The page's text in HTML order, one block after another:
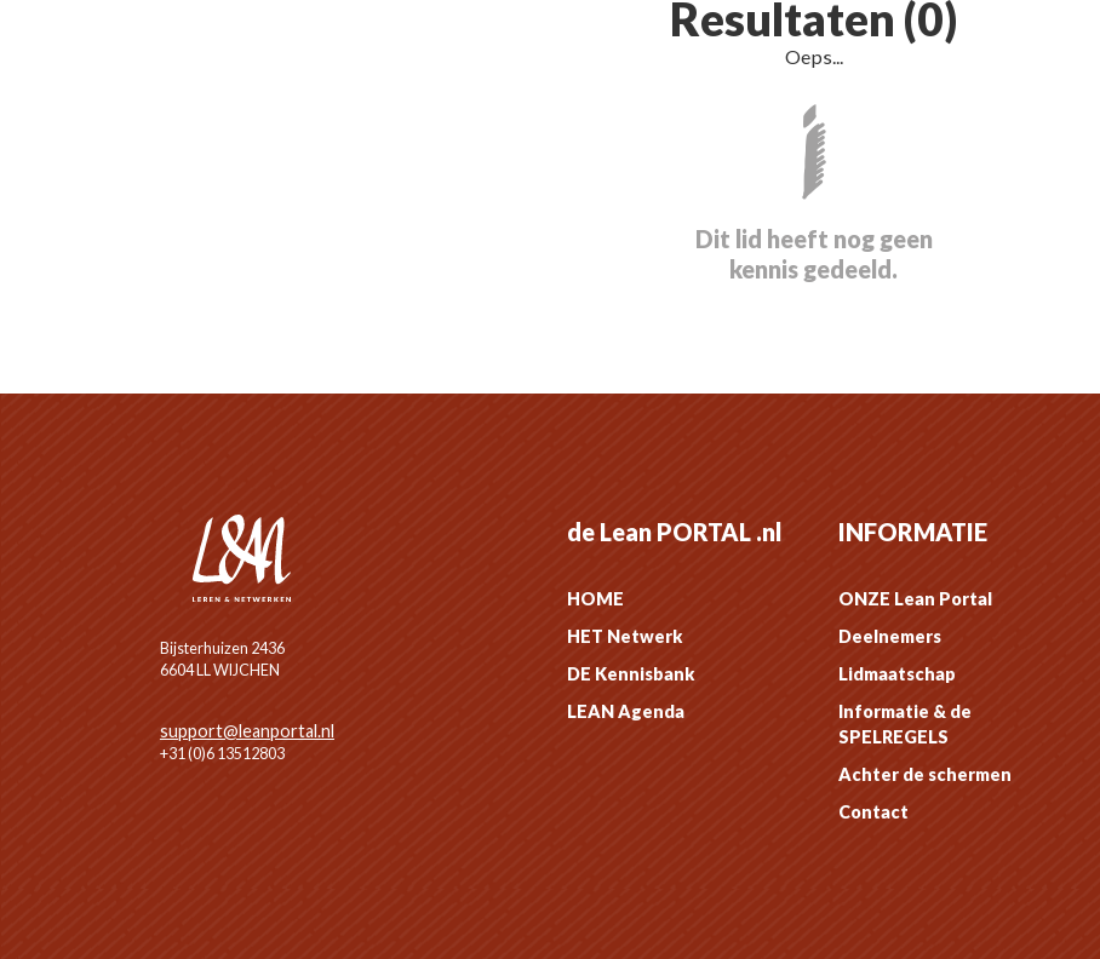
Resultaten (0)
Oeps...
Dit lid heeft nog geen
kennis gedeeld.
Bijsterhuizen 2436
6604 LL WIJCHEN
support@leanportal.nl
+31 (0)6 13512803
de Lean PORTAL .nl
HOME
HET Netwerk
DE Kennisbank
LEAN Agenda
INFORMATIE
ONZE Lean Portal
Deelnemers
Lidmaatschap
Informatie & de
SPELREGELS
Achter de schermen
Contact